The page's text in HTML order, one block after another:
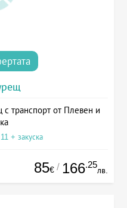
транспорт от Плевен и
+ закуска
85€ / 166.25
лв.